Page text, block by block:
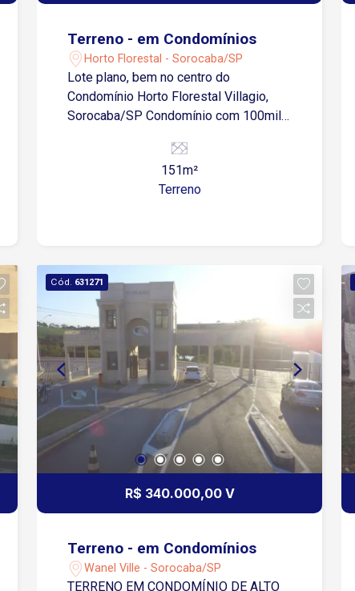
Terreno - em Condomínios
Horto Florestal - Sorocaba/SP
Lote plano, bem no centro do
Condomínio Horto Florestal Villagio,
Sorocaba/SP Condomínio com 100mil
condomínio com alto poder de
valorização da Zona Norte, com acesso
pela Avenida Ipanema e Avenida
151m²
Terreno
Cód. 631271
R$ 340.000,00 V
Terreno - em Condomínios
Wanel Ville - Sorocaba/SP
TERRENO EM CONDOMÍNIO DE ALTO